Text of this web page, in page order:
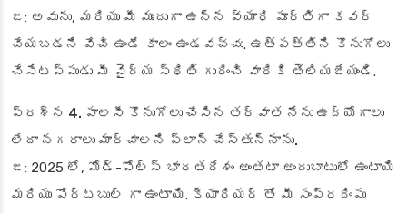
జ: అవును, మరియు మీ ముందుగా ఉన్న వ్యాధి పూర్తిగా కవర్
చేయబడని వేచి ఉండే కాలం ఉండవచ్చు. ఉత్పత్తిని కొనుగోలు
చేసేటప్పుడు మీ వైద్య స్థితి గురించి వారికి తెలియజేయండి.
ప్రశ్న 4. పాలసీ కొనుగోలు చేసిన తర్వాత నేను ఉద్యోగాలు
లేదా నగరాలు మార్చాలని ప్లాన్ చేస్తున్నాను.
జ: 2025 లో, మోడ్-పోల్స్ భారతదేశం అంతటా అందుబాటులో ఉంటాయి
మరియు పోర్టబుల్ గా ఉంటాయి. క్యారియర్ తో మీ సంప్రదింపు